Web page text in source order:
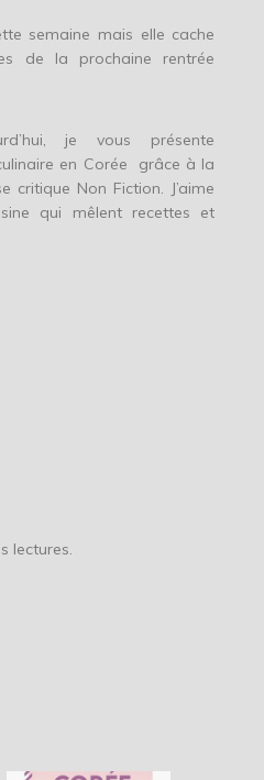
semaine mais elle cache
de la prochaine rentrée
je vous présente
en Corée grâce à la
critique Non Fiction. J’aime
qui mêlent recettes et
lectures.